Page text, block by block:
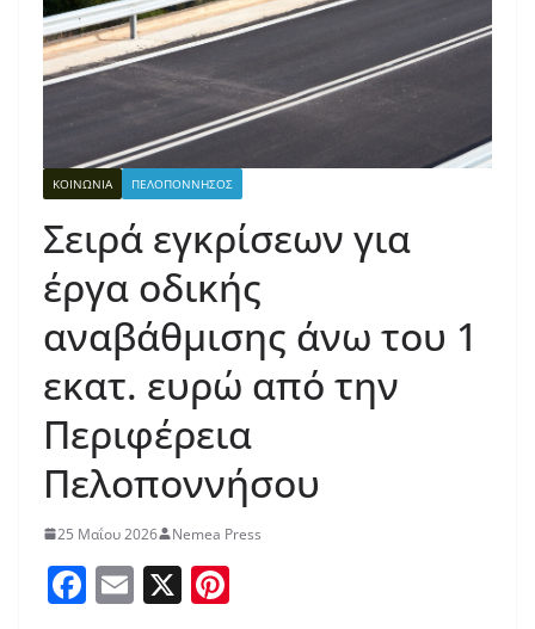
ΚΟΙΝΩΝΙΑ ΠΕΛΟΠΟΝΝΗΣΟΣ
Σειρά εγκρίσεων για
έργα οδικής
αναβάθμισης άνω του 1
εκατ. ευρώ από την
Περιφέρεια
Πελοποννήσου
25 Μαΐου 2026 Nemea Press
F E X